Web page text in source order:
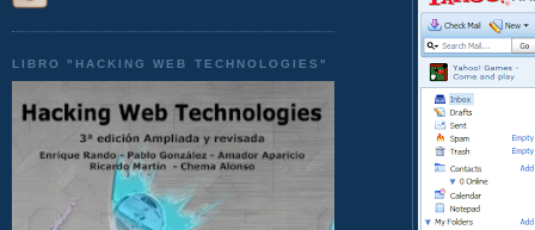
LIBRO "HACKING WEB TECHNOLOGIES"